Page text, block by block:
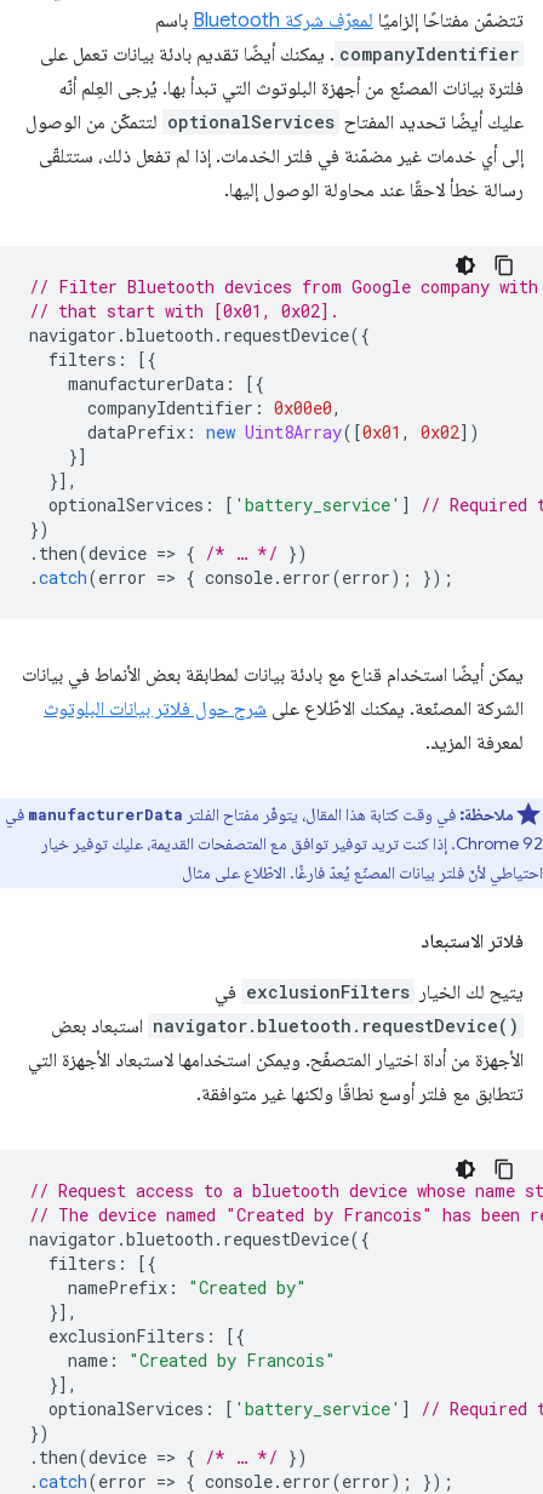
تتضمّن مفتاحًا إلزاميًا لمعرّف شركة Bluetooth باسم
companyIdentifier . يمكنك أيضًا تقديم بادئة بيانات تعمل على
فلترة بيانات المصنّع من أجهزة البلوتوث التي تبدأ بها. يُرجى العِلم أنّه
عليك أيضًا تحديد المفتاح optionalServices لتتمكّن من الوصول
إلى أي خدمات غير مضمّنة في فلتر الخدمات. إذا لم تفعل ذلك، ستتلقّى
رسالة خطأ لاحقًا عند محاولة الوصول إليها.
// Filter Bluetooth devices from Google company
// that start with [0x01, 0x02].
navigator .bluetooth . requestDevice({
filters :
[{
manufacturerData :
[{
companyIdentifier : 0x00e0,
dataPrefix : new Uint8Array([0x01 , 0x02])
}]
}],
optionalServices : [ 'battery_service' ]
// Required
})
. then(device => { /* … */ })
.catch(error => { console. error(error); });
يمكن أيضًا استخدام قناع مع بادئة بيانات لمطابقة بعض الأنماط في بيانات
الشركة المصنّعة. يمكنك الاطّلاع على شرح حول فلاتر بيانات البلوتوث
لمعرفة المزيد.
ملاحظة: في وقت كتابة هذا المقال، يتوفّر مفتاح الفلتر manufacturerData في
Chrome 92. إذا كنت تريد توفير توافق مع المتصفحات القديمة، عليك توفير خيار
احتياطي لأنّ فلتر بيانات المصنّع يُعدّ فارغًا. الاطّلاع على مثال
فلاتر الاستبعاد
يتيح لك الخيار exclusionFilters في
navigator.bluetooth.requestDevice() استبعاد بعض
الأجهزة من أداة اختيار المتصفّح. ويمكن استخدامها لاستبعاد الأجهزة التي
تتطابق مع فلتر أوسع نطاقًا ولكنها غير متوافقة.
// Request access to a bluetooth device whose
// The device named "Created by Francois" has been
navigator .bluetooth . requestDevice({
filters :
[{
namePrefix :
"Created by"
}],
exclusionFilters :
[{
name :
"Created by Francois"
}],
optionalServices : [ 'battery_service' ]
// Required
})
. then(device => { /* … */ })
.catch(error => { console. error(error); });